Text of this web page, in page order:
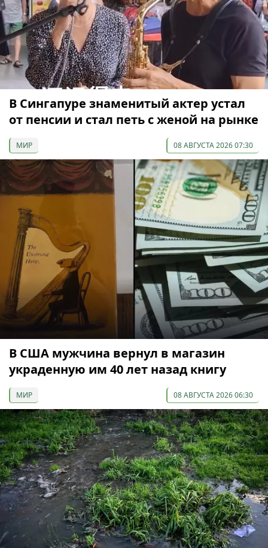
В Сингапуре знаменитый актер устал
от пенсии и стал петь с женой на рынке
МИР 08 АВГУСТА 2026 07:30
В США мужчина вернул в магазин
украденную им 40 лет назад книгу
МИР 08 АВГУСТА 2026 06:30